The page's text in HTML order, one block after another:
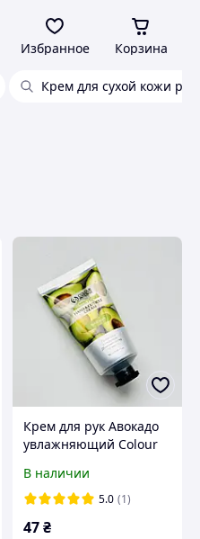
Избранное Корзина
Крем для сухой кожи рук
Крем для рук Авокадо
увлажняющий Colour
В наличии
5.0 (1)
47₴